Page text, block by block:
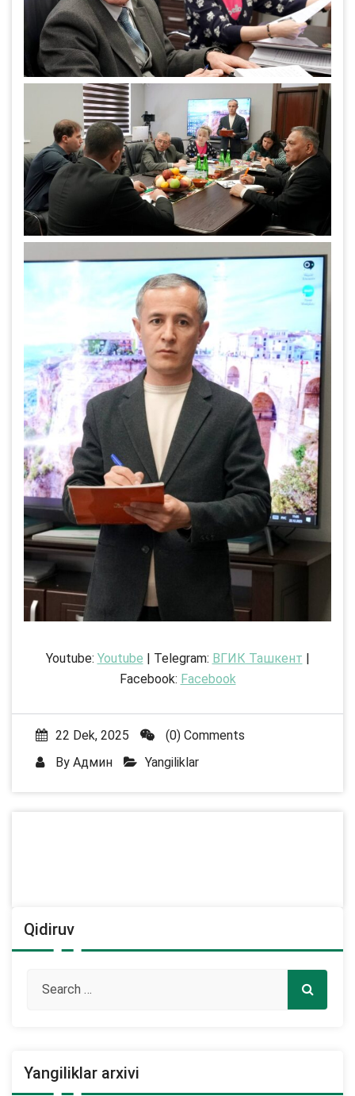
Youtube: Youtube | Telegram: ВГИК Ташкент |
Facebook: Facebook
22 Dek, 2025
(0) Comments
By Админ Yangiliklar
Qidiruv
Yangiliklar arxivi